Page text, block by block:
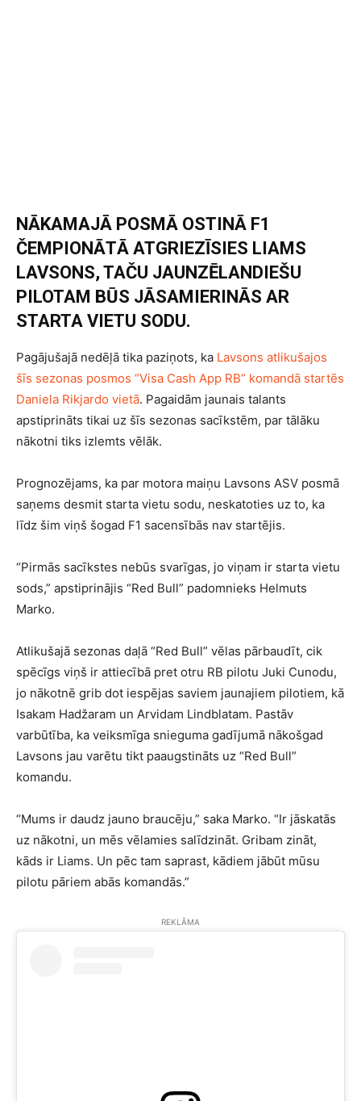
NĀKAMAJĀ POSMĀ OSTINĀ F1
ČEMPIONĀTĀ ATGRIEZĪSIES LIAMS
LAVSONS, TAČU JAUNZĒLANDIEŠU
PILOTAM BŪS JĀSAMIERINĀS AR
STARTA VIETU SODU.
Pagājušajā nedēļā tika paziņots, ka Lavsons atlikušajos
šīs sezonas posmos “Visa Cash App RB” komandā startēs
Daniela Rikjardo vietā. Pagaidām jaunais talants
apstiprināts tikai uz šīs sezonas sacīkstēm, par tālāku
nākotni tiks izlemts vēlāk.
Prognozējams, ka par motora maiņu Lavsons ASV posmā
saņems desmit starta vietu sodu, neskatoties uz to, ka
līdz šim viņš šogad F1 sacensībās nav startējis.
“Pirmās sacīkstes nebūs svarīgas, jo viņam ir starta vietu
sods,” apstiprinājis “Red Bull” padomnieks Helmuts
Marko.
Atlikušajā sezonas daļā “Red Bull” vēlas pārbaudīt, cik
spēcīgs viņš ir attiecībā pret otru RB pilotu Juki Cunodu,
jo nākotnē grib dot iespējas saviem jaunajiem pilotiem, kā
Isakam Hadžaram un Arvidam Lindblatam. Pastāv
varbūtība, ka veiksmīga snieguma gadījumā nākošgad
Lavsons jau varētu tikt paaugstināts uz “Red Bull”
komandu.
“Mums ir daudz jauno braucēju,” saka Marko. “Ir jāskatās
uz nākotni, un mēs vēlamies salīdzināt. Gribam zināt,
kāds ir Liams. Un pēc tam saprast, kādiem jābūt mūsu
pilotu pāriem abās komandās.”
REKLĀMA